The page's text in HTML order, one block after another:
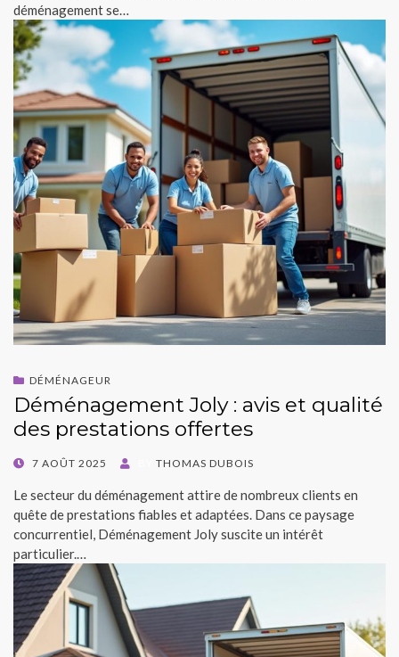
déménagement se…
DÉMÉNAGEUR
Déménagement Joly : avis et qualité
des prestations offertes
POSTED
7 AOÛT 2025 THOMAS DUBOIS
Le secteur du déménagement attire de nombreux clients en
quête de prestations fiables et adaptées. Dans ce paysage
concurrentiel, Déménagement Joly suscite un intérêt
particulier.…